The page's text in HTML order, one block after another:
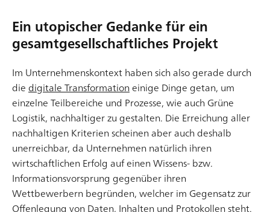
Wie die digitale Decke durchbrochen werden kann –
Der Weg in die digitale Reife
„Es braucht eine Digitalstrategie“ – Aussagen, die seit
Jahren weltweit und über Branchen hinweg verteilt in
Unternehmen zu hören sind. Der Begriff „Digitale
Transformation“ hat sich scheinbar allerorts in den
Sprachgebrauch eingebürgert, wenngleich weiterhin
wenig Konsens darüber herrscht, was er eigentlich
bedeutet. Währen
Artikel lesen
Ein utopischer Gedanke für ein
gesamtgesellschaftliches Projekt
Im Unternehmenskontext haben sich also gerade durch
diedigitale Transformationeinige Dinge getan, um
einzelne Teilbereiche und Prozesse, wie auch Grüne
Logistik, nachhaltiger zu gestalten. Die Erreichung aller
nachhaltigen Kriterien scheinen aber auch deshalb
unerreichbar, da Unternehmen natürlich ihren
wirtschaftlichen Erfolg auf einen Wissens- bzw.
Informationsvorsprung gegenüber ihren
Wettbewerbern begründen, welcher im Gegensatz zur
Offenlegung von Daten, Inhalten und Protokollen steht.